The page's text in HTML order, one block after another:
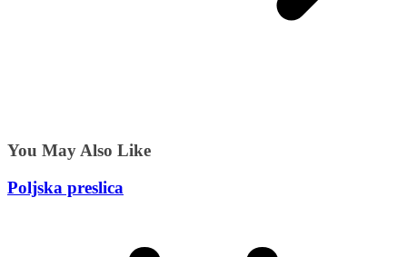
You May Also Like
Poljska preslica